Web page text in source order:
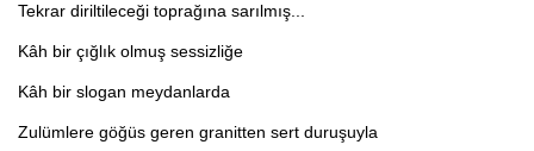
Tekrar diriltileceği toprağına sarılmış...
Kâh bir çığlık olmuş sessizliğe
Kâh bir slogan meydanlarda
Zulümlere göğüs geren granitten sert duruşuyla